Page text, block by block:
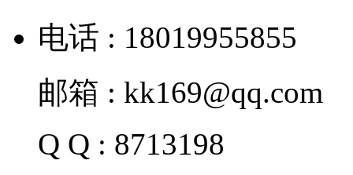
电话 : 18019955855
邮箱 : kk169@qq.com
Q Q : 8713198